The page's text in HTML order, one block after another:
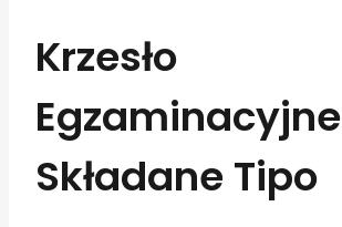
Krzesło
Egzaminacyjne
Składane Tipo